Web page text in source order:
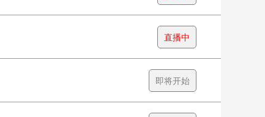
直播中
即将开始